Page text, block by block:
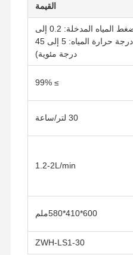
القيمة
مياه الصنبور (ضغط المياه المدخلة: 0.2 إلى
0.4 MPa، درجة حرارة المياه: 5 إلى 45
درجة مئوية)
≥ 99%
30 لتر/ساعة
1.2-2L/min
600*410*580ملم
ZWH-LS1-30